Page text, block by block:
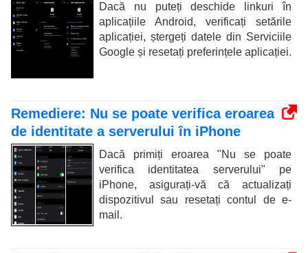
Dacă nu puteți deschide linkuri în
aplicațiile Android, verificați setările
aplicației, ștergeți datele din Serviciile
Google și resetați preferințele aplicației.
Remediere: Nu se poate verifica eroarea
de identitate a serverului în iPhone
Dacă primiți eroarea "Nu se poate
verifica identitatea serverului" pe
iPhone, asigurați-vă că actualizați
dispozitivul sau resetați contul de e-
mail.